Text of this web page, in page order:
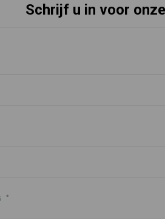
Schrijf u in voor
*